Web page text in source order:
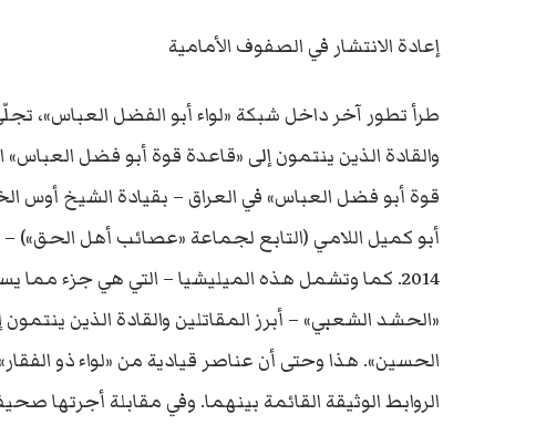
إعادة الانتشار في الصفوف الأمامية
طرأ تطور آخر داخل شبكة «لواء أبو الفضل العباس»،
والقادة الذين ينتمون إلى «قاعدة قوة أبو فضل
قوة أبو فضل العباس» في العراق – بقيادة الشيخ
أبو كميل اللامي (التابع لجماعة «عصائب أهل الحق») –
2014. كما وتشمل هذه الميليشيا – التي هي جزء مما
«الحشد الشعبي» – أبرز المقاتلين والقادة الذين ينتمون
الحسين». هذا وحتى أن عناصر قيادية من «لواء ذو
الروابط الوثيقة القائمة بينهما. وفي مقابلة أجرتها